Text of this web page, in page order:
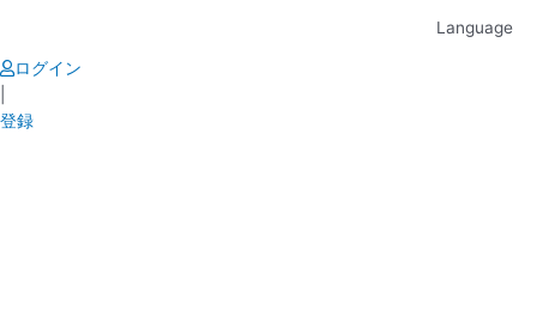
content
Language
ログイン
登録